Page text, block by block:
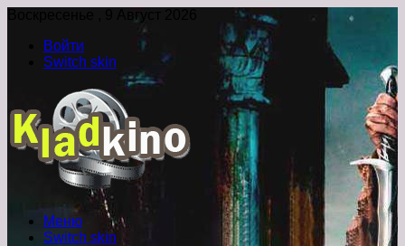
Воскресенье , 9 Август 2026
Войти
Switch skin
Меню
Switch skin